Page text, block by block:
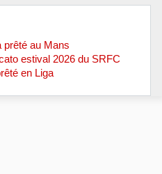
prêté au Mans
estival 2026 du SRFC
en Liga